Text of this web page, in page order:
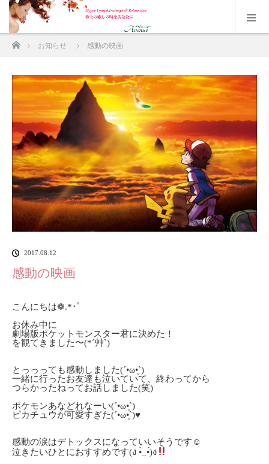
ホームお知らせ 感動の映画
2017.08.12
感動の映画
こんにちは❁.*･ﾟ
お休み中に
劇場版ポケットモンスター君に決めた！
を観てきました〜(*´艸`)
とっっっても感動しました(´•ω•̥`)
一緒に行ったお友達も泣いていて、終わってから
つらかったねってお話しました(笑)
ポケモンあなどれなーい(´•ω•̥`)
ピカチュウが可愛すぎた(´•ω•̥`)♥
感動の涙はデトックスになっていいそうです☺︎
泣きたいひとにおすすめです(ง •̀_•́)ง